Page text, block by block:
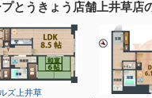
プとうきょう店舗上井草店
ズ上井草